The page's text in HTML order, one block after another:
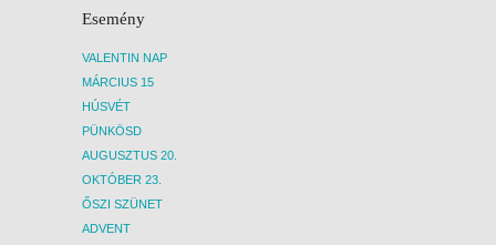
Esemény
VALENTIN NAP
MÁRCIUS 15
HÚSVÉT
PÜNKÖSD
AUGUSZTUS 20.
OKTÓBER 23.
ŐSZI SZÜNET
ADVENT